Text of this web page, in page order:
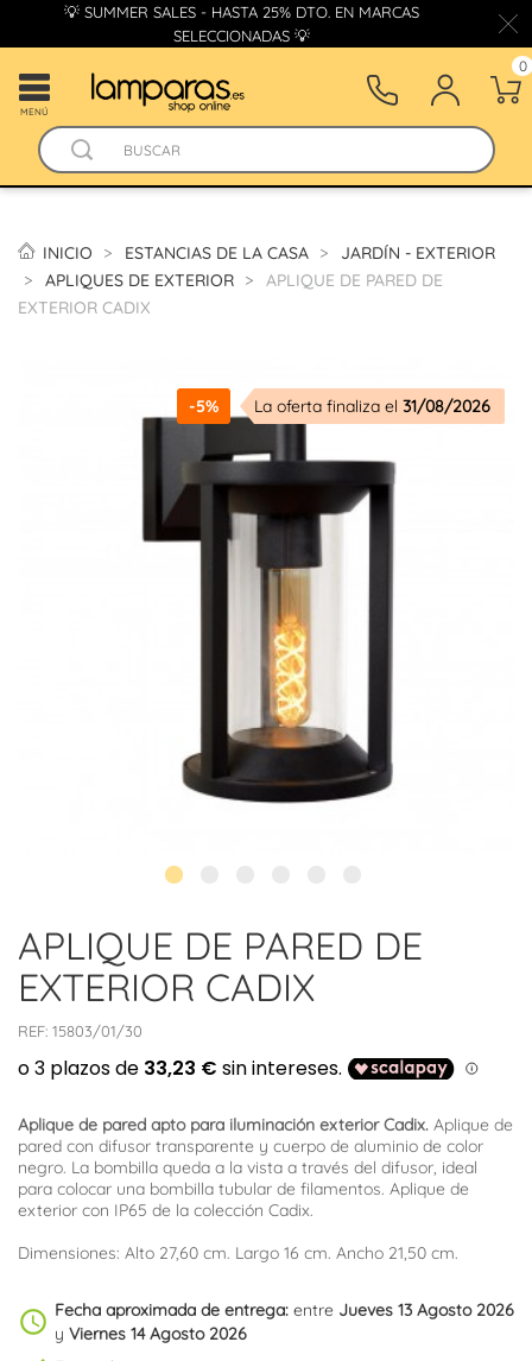
💡 SUMMER SALES - HASTA 25% DTO. EN MARCAS
SELECCIONADAS 💡
MENÚ
0
INICIO ESTANCIAS DE LA CASA
JARDÍN - EXTERIOR
APLIQUES DE EXTERIOR
APLIQUE DE PARED DE
EXTERIOR CADIX
-5% La oferta finaliza el 31/08/2026
APLIQUE DE PARED DE
EXTERIOR CADIX
REF: 15803/01/30
Aplique de pared apto para iluminación exterior Cadix. Aplique de
pared con difusor transparente y cuerpo de aluminio de color
negro. La bombilla queda a la vista a través del difusor, ideal
para colocar una bombilla tubular de filamentos. Aplique de
exterior con IP65 de la colección Cadix.
Dimensiones: Alto 27,60 cm. Largo 16 cm. Ancho 21,50 cm.
schedule Fecha aproximada de entrega: entre Jueves 13 Agosto 2026
y Viernes 14 Agosto 2026